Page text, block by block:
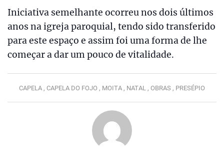
Iniciativa semelhante ocorreu nos dois últimos
anos na igreja paroquial, tendo sido transferido
para este espaço e assim foi uma forma de lhe
começar a dar um pouco de vitalidade.
CAPELA , CAPELA DO FOJO , MOITA , NATAL , OBRAS , PRESÉPIO